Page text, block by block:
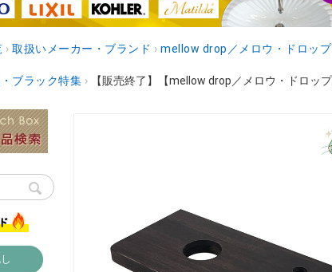
› 取扱いメーカー・ブランド › mellow drop／メロウ・ドロップ
ブラック特集 › 【販売終了】【mellow drop／メロウ・ドロッ